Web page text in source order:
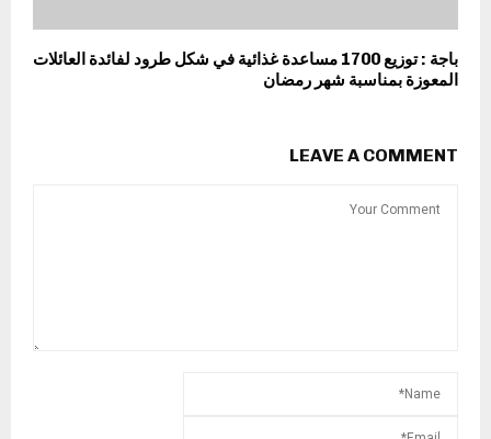
باجة : توزيع 1700 مساعدة غذائية في شكل طرود لفائدة العائلات
المعوزة بمناسبة شهر رمضان
LEAVE A COMMENT